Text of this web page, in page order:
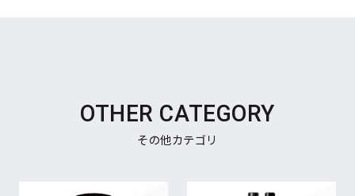
OTHER CATEGORY
その他カテゴリ